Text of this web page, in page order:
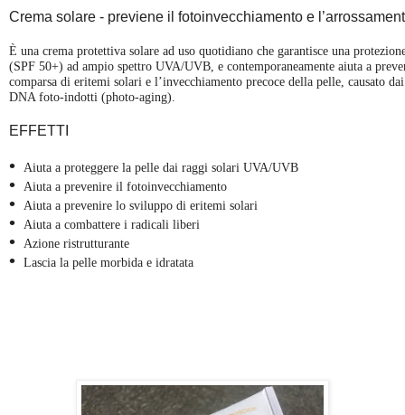
Crema solare - previene il fotoinvecchiamento e
È una crema protettiva solare ad uso quotidiano che garantisce una
(SPF 50+) ad ampio spettro UVA/UVB, e contemporaneamente aiuta a
comparsa di eritemi solari e l’invecchiamento precoce della pelle, causato
DNA foto-indotti (photo-aging).
EFFETTI
• Aiuta a proteggere la pelle dai raggi solari UVA/UVB
• Aiuta a prevenire il fotoinvecchiamento
• Aiuta a prevenire lo sviluppo di eritemi solari
• Aiuta a combattere i radicali liberi
• Azione ristrutturante
• Lascia la pelle morbida e idratata